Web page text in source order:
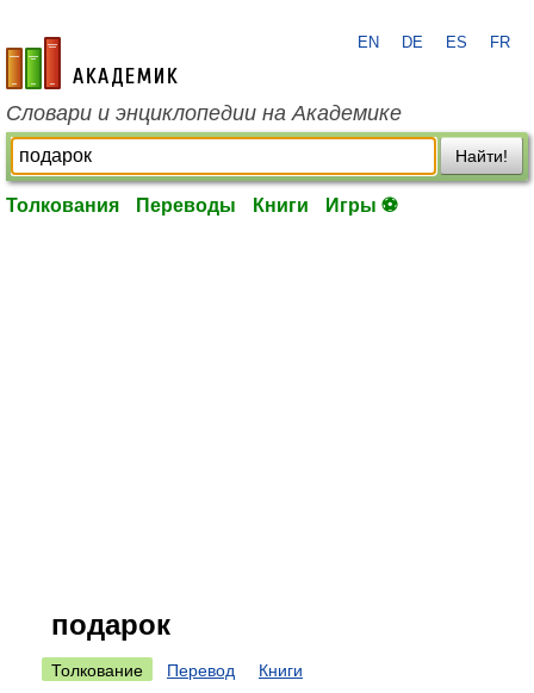
academic.ru
EN DE ES FR
Словари и энциклопедии на Академике
Найти!
Толкования Переводы Книги Игры ⚽
подарок
Толкование Перевод Книги